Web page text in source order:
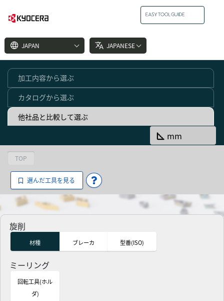
language JAPAN translate JAPANESE
加工内容から選ぶ
カタログから選ぶ
他社品と比較して選ぶ
square_foot mm
TOP
選んだ工具を見る
旋削
材種 ブレーカ 型番(ISO)
ミーリング
回転工具(ホル
ダ)